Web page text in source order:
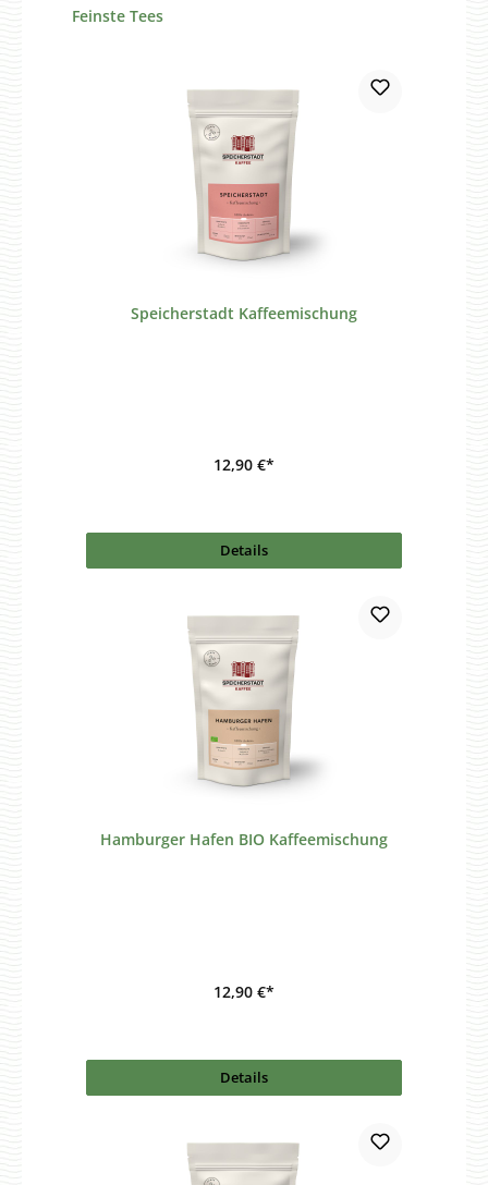
Produktgalerie überspringen
Feinste Tees
Speicherstadt Kaffeemischung
12,90 €*
Details
Hamburger Hafen BIO Kaffeemischung
12,90 €*
Details